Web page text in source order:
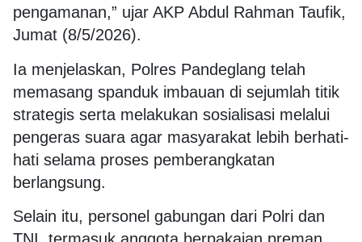
pengamanan,” ujar AKP Abdul Rahman Taufik,
Jumat (8/5/2026).
Ia menjelaskan, Polres Pandeglang telah
memasang spanduk imbauan di sejumlah titik
strategis serta melakukan sosialisasi melalui
pengeras suara agar masyarakat lebih berhati-
hati selama proses pemberangkatan
berlangsung.
Selain itu, personel gabungan dari Polri dan